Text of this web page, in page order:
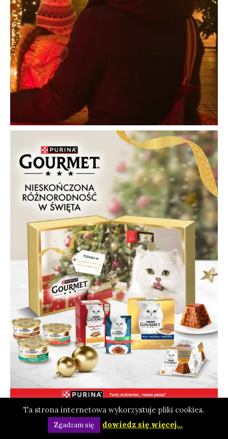
Ta strona internetowa wykorzystuje pliki cookies.
Zgadzam się dowiedz się więcej...